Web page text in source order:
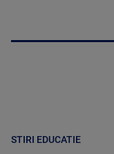
STIRI EDUCATIE